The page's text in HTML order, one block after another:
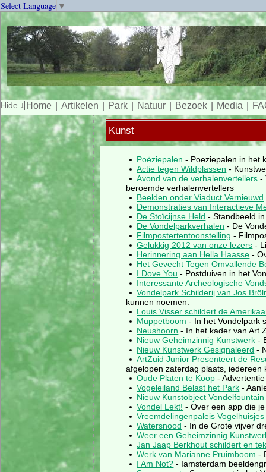
Select Language ▼
Home Artikelen Park Natuur Bezoek Media
Kunst
Poëziepalen - Poeziepalen in het
Actie tegen Wildplassen -
Avond van de verhalenvertellers -
beroemde verhalenvertellers
Beelden onder Viaduct Vernieuwd
Demonstraties van Interactieve
De Stoïcijnse Held - Standbeeld
De Vondelparkverhalen - De
Filmpostertentoonstelling -
Gelukkig 2012 van onze lezers -
Herinnering aan Hella Haasse -
Het Gevecht Tegen Omvallende
I Dove You - Postduiven in het
Interessante Archeologische
Vondelpark Schilderij van Jos
kunnen noemen.
Louis Visser schildert de
Muppetboom - In het Vondelpark
Neushoorn - In het kader van Art
Nieuw Geheimzinnig Kunstwerk -
Nieuw Kunstwerk Gesignaleerd -
ArtZuid Junior Presenteert de
afgelopen zaterdag plaats,
Oude Platen te Koop -
Vogeleiland Belast het Park -
Nieuw Kunstobject Vondelfountain
Vondel Lekt! - Over een app die
Vreemdelingenpaleis Vogelhuisjes
Watersnood - In de Grote vijver
Weer een Geheimzinnig
Jan Jaap Berkhout schildert en
Werk van Marianne Pruimboom -
I Am Not? - Iamsterdam